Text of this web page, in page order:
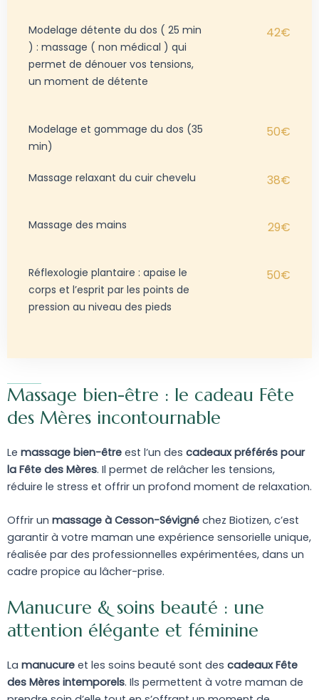
Modelage détente du dos ( 25 min
) : massage ( non médical ) qui
permet de dénouer vos tensions,
un moment de détente
42€
Modelage et gommage du dos (35
min)
50€
Massage relaxant du cuir chevelu 38€
Massage des mains 29€
Réflexologie plantaire : apaise le
corps et l’esprit par les points de
pression au niveau des pieds
50€
Massage bien-être : le cadeau Fête
des Mères incontournable
Le massage bien-être est l’un des cadeaux préférés pour
la Fête des Mères. Il permet de relâcher les tensions,
réduire le stress et offrir un profond moment de relaxation.
Offrir un massage à Cesson-Sévigné chez Biotizen, c’est
garantir à votre maman une expérience sensorielle unique,
réalisée par des professionnelles expérimentées, dans un
cadre propice au lâcher-prise.
Manucure & soins beauté : une
attention élégante et féminine
La manucure et les soins beauté sont des cadeaux Fête
des Mères intemporels. Ils permettent à votre maman de